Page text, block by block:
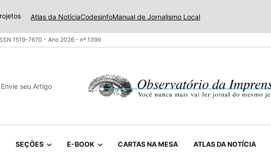
Atlas da NotíciaCodesinfoManual de Jornalismo Local
1519-7670 - Ano 2026 - nº 1399
Envie seu Artigo
SEÇÕES E-BOOK CARTAS NA MESA ATLAS DA NOTÍCIA